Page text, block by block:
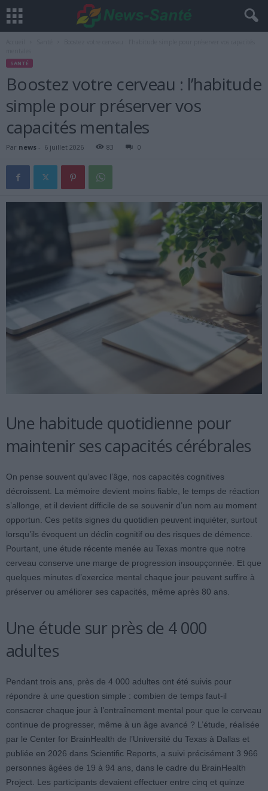
SANTÉ
Boostez votre cerveau : l’habitude
simple pour préserver vos
capacités mentales
Par news - 6 juillet 2026 83 0
Une habitude quotidienne pour
maintenir ses capacités cérébrales
On pense souvent qu’avec l’âge, nos capacités cognitives
décroissent. La mémoire devient moins fiable, le temps de réaction
s’allonge, et il devient difficile de se souvenir d’un nom au moment
opportun. Ces petits signes du quotidien peuvent inquiéter, surtout
lorsqu’ils évoquent un déclin cognitif ou des risques de démence.
Pourtant, une étude récente menée au Texas montre que notre
cerveau conserve une marge de progression insoupçonnée. Et que
quelques minutes d’exercice mental chaque jour peuvent suffire à
préserver ou améliorer ses capacités, même après 80 ans.
Une étude sur près de 4 000
adultes
Pendant trois ans, près de 4 000 adultes ont été suivis pour
répondre à une question simple : combien de temps faut-il
consacrer chaque jour à l’entraînement mental pour que le cerveau
continue de progresser, même à un âge avancé ? L’étude, réalisée
par le Center for BrainHealth de l’Université du Texas à Dallas et
publiée en 2026 dans Scientific Reports, a suivi précisément 3 966
personnes âgées de 19 à 94 ans, dans le cadre du BrainHealth
Project. Les participants devaient effectuer entre cinq et quinze